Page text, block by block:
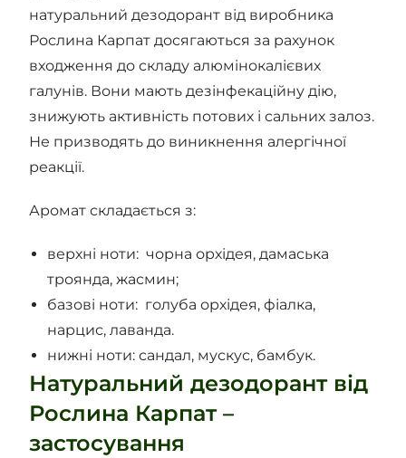
натуральний дезодорант від виробника
Рослина Карпат досягаються за рахунок
входження до складу алюмінокалієвих
галунів. Вони мають дезінфекаційну дію,
знижують активність потових і сальних залоз.
Не призводять до виникнення алергічної
реакції.
Аромат складається з:
верхні ноти: чорна орхідея, дамаська
троянда, жасмин;
базові ноти: голуба орхідея, фіалка,
нарцис, лаванда.
нижні ноти: сандал, мускус, бамбук.
Натуральний дезодорант від
Рослина Карпат –
застосування